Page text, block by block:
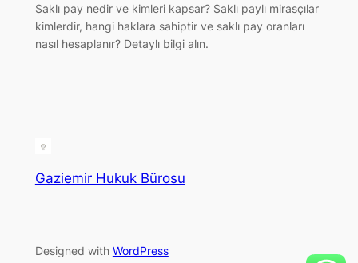
Saklı pay nedir ve kimleri kapsar? Saklı paylı mirasçılar
kimlerdir, hangi haklara sahiptir ve saklı pay oranları
nasıl hesaplanır? Detaylı bilgi alın.
Gaziemir Hukuk Bürosu
Designed with WordPress